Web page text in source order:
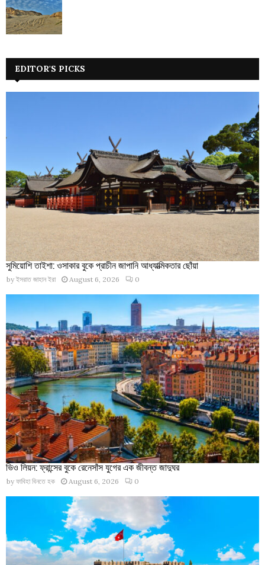
EDITOR'S PICKS
সুমিয়োশি তাইশা: ওসাকার বুকে প্রাচীন জাপানি আধ্যাত্মিকতার ছোঁয়া
by ইসরাত জাহান ইরা August 6, 2026 0
ভিও লিয়ন: ফ্রান্সের বুকে রেনেসাঁস যুগের এক জীবন্ত জাদুঘর
by ফাবিহা বিনতে হক August 6, 2026 0